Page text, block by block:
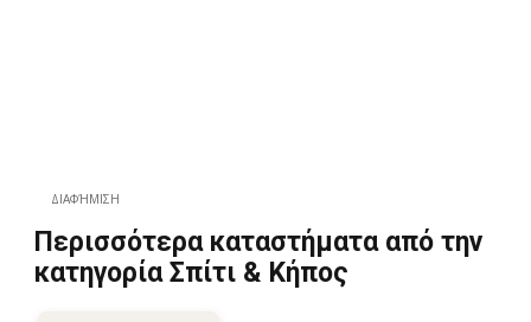
ΔΙΑΦΉΜΙΣΗ
Περισσότερα καταστήματα από την
κατηγορία Σπίτι & Κήπος